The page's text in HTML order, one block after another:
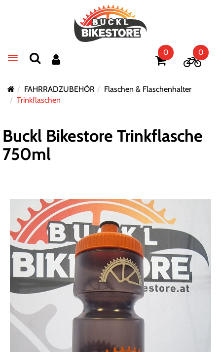
Toggle navigation
0 0
FAHRRADZUBEHÖR
Flaschen & Flaschenhalter
Trinkflaschen
Buckl Bikestore Trinkflasche
750ml